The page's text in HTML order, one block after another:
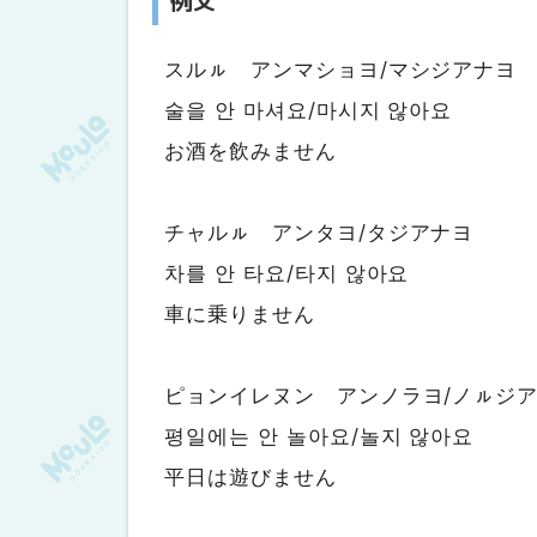
スルㇽ アンマショヨ/マシジアナヨ
술을 안 마셔요/마시지 않아요
お酒を飲みません
チャルㇽ アンタヨ/タジアナヨ
차를 안 타요/타지 않아요
車に乗りません
ピョンイレヌン アンノラヨ/ノㇽジ
평일에는 안 놀아요/놀지 않아요
平日は遊びません